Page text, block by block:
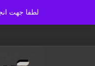
لطفا جهت انجام مشاوره